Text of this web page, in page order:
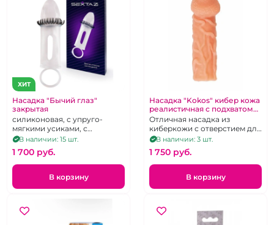
ХИТ
Насадка "Бычий глаз"
закрытая
силиконовая, с упруго-
мягкими усиками, с
подхватом мошонки
В наличии: 15 шт.
1 700 pуб.
В корзину
Насадка "Kokos" кибер кожа
реалистичная с подхватом
для мошонки
Отличная насадка из
киберкожи с отверстием для
мошонки.
В наличии: 3 шт.
1 750 pуб.
В корзину